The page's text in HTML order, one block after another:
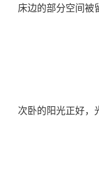
床边的部分空间被
次卧的阳光正好，